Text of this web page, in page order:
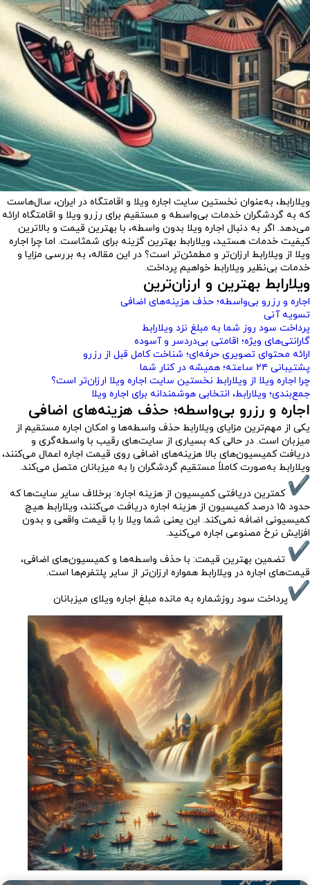
ویلارابط، به‌عنوان نخستین سایت اجاره ویلا و اقامتگاه در ایران، سال‌هاست
که به گردشگران خدمات بی‌واسطه و مستقیم برای رزرو ویلا و اقامتگاه ارائه
می‌دهد. اگر به دنبال اجاره ویلا بدون واسطه، با بهترین قیمت و بالاترین
کیفیت خدمات هستید، ویلارابط بهترین گزینه برای شمثاست. اما چرا اجاره
ویلا از ویلارابط ارزان‌تر و مطمئن‌تر است؟ در این مقاله، به بررسی مزایا و
خدمات بی‌نظیر ویلارابط خواهیم پرداخت.
ویلارابط بهترین و ارزان‌ترین
اجاره و رزرو بی‌واسطه؛ حذف هزینه‌های اضافی
تسویه آنی
پرداخت سود روز شما به مبلغ نزد ویلارابط
گارانتی‌های ویژه؛ اقامتی بی‌دردسر و آسوده
ارائه محتوای تصویری حرفه‌ای؛ شناخت کامل قبل از رزرو
پشتیبانی ۲۴ ساعته؛ همیشه در کنار شما
چرا اجاره ویلا از ویلارابط نخستین سایت اجاره ویلا ارزان‌تر است؟
جمع‌بندی؛ ویلارابط، انتخابی هوشمندانه برای اجاره ویلا
اجاره و رزرو بی‌واسطه؛ حذف هزینه‌های اضافی
یکی از مهم‌ترین مزایای ویلارابط حذف واسطه‌ها و امکان اجاره مستقیم از
میزبان است. در حالی که بسیاری از سایت‌های رقیب با واسطه‌گری و
دریافت کمیسیون‌های بالا هزینه‌های اضافی روی قیمت اجاره اعمال می‌کنند،
ویلارابط به‌صورت کاملاً مستقیم گردشگران را به میزبانان متصل می‌کند.
کمترین دریافتی کمیسیون از هزینه اجاره: برخلاف سایر سایت‌ها که
حدود ۱۵ درصد کمیسیون از هزینه اجاره دریافت می‌کنند، ویلارابط هیچ
کمیسیونی اضافه نمی‌کند. این یعنی شما ویلا را با قیمت واقعی و بدون
افزایش نرخ مصنوعی اجاره می‌کنید.
تضمین بهترین قیمت: با حذف واسطه‌ها و کمیسیون‌های اضافی،
قیمت‌های اجاره در ویلارابط همواره ارزان‌تر از سایر پلتفرم‌ها است.
پرداخت سود روزشماره به مانده مبلغ اجاره ویلای میزبانان